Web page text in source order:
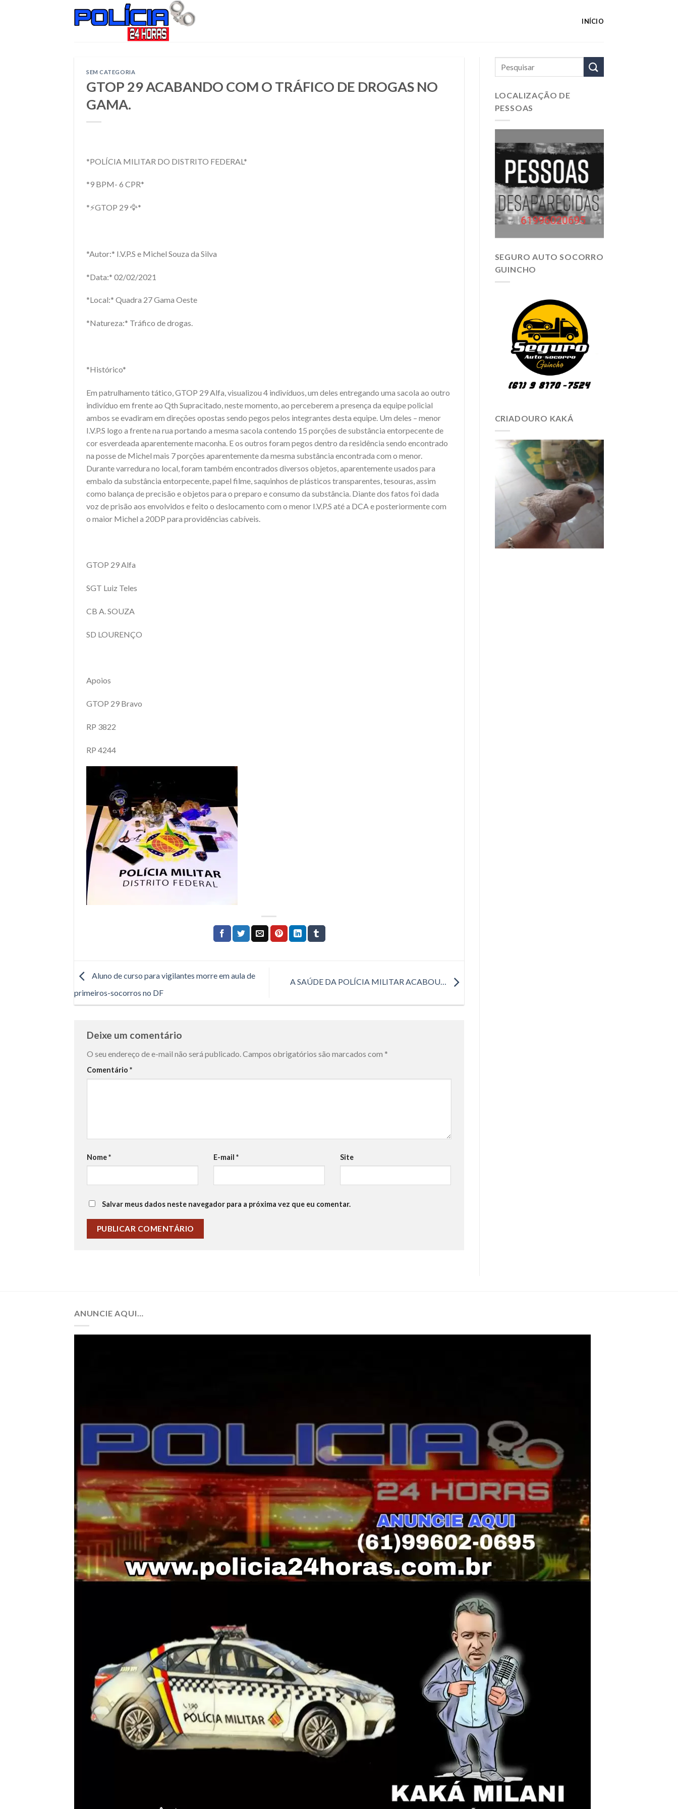
INÍCIO
SEM CATEGORIA
GTOP 29 ACABANDO COM O TRÁFICO DE DROGAS NO
GAMA.
*POLÍCIA MILITAR DO DISTRITO FEDERAL*
*9 BPM- 6 CPR*
*⚡GTOP 29 🦅*
*Autor:* I.V.P.S e Michel Souza da Silva
*Data:* 02/02/2021
*Local:* Quadra 27 Gama Oeste
*Natureza:* Tráfico de drogas.
*Histórico*
Em patrulhamento tático, GTOP 29 Alfa, visualizou 4 indivíduos, um deles entregando uma sacola ao outro
indivíduo em frente ao Qth Supracitado, neste momento, ao perceberem a presença da equipe policial
ambos se evadiram em direções opostas sendo pegos pelos integrantes desta equipe. Um deles – menor
I.V.P.S logo a frente na rua portando a mesma sacola contendo 15 porções de substância entorpecente de
cor esverdeada aparentemente maconha. E os outros foram pegos dentro da residência sendo encontrado
na posse de Michel mais 7 porções aparentemente da mesma substância encontrada com o menor.
Durante varredura no local, foram também encontrados diversos objetos, aparentemente usados para
embalo da substância entorpecente, papel filme, saquinhos de plásticos transparentes, tesouras, assim
como balança de precisão e objetos para o preparo e consumo da substância. Diante dos fatos foi dada
voz de prisão aos envolvidos e feito o deslocamento com o menor I.V.P.S até a DCA e posteriormente com
o maior Michel a 20DP para providências cabíveis.
GTOP 29 Alfa
SGT Luiz Teles
CB A. SOUZA
SD LOURENÇO
Apoios
GTOP 29 Bravo
RP 3822
RP 4244
Aluno de curso para vigilantes morre em aula de
primeiros-socorros no DF
A SAÚDE DA POLÍCIA MILITAR ACABOU…
Deixe um comentário
O seu endereço de e-mail não será publicado.Campos obrigatórios são marcados com *
Comentário *
Nome* E-mail * Site
Salvar meus dados neste navegador para a próxima vez que eu comentar.
LOCALIZAÇÃO DE
PESSOAS
SEGURO AUTO SOCORRO
GUINCHO
CRIADOURO KAKÁ
ANUNCIE AQUI…